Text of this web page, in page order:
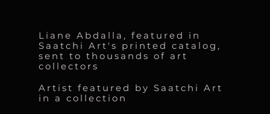
Liane Abdalla, featured in
Saatchi Art's printed catalog,
sent to thousands of art
collectors
Artist featured by Saatchi Art
in a collection